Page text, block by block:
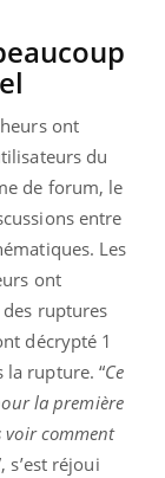
ont
du
de forum, le
entre
Les
ont
ruptures
décrypté 1
la rupture. “Ce
la première
voir comment
s’est réjoui